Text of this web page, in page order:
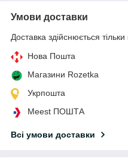
Умови доставки
Доставка здійснюється
Нова Пошта
Магазини Rozetka
Укрпошта
Meest ПОШТА
Всі умови доставки